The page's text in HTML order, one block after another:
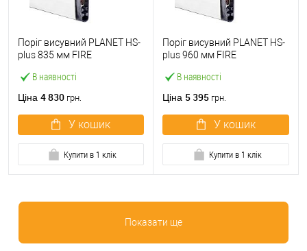
В наявності
Поріг висувний PLANET HS-
plus 835 мм FIRE
Ціна 4 830 грн.
У кошик
Купити в 1 клік
В наявності
Поріг висувний PLANET HS-
plus 960 мм FIRE
Ціна 5 395 грн.
У кошик
Купити в 1 клік
Показати ще